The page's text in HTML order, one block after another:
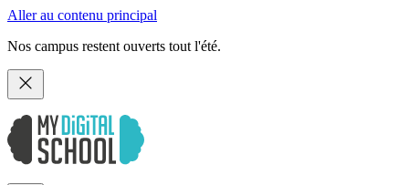
Aller au contenu principal
Nos campus restent ouverts tout l'été.